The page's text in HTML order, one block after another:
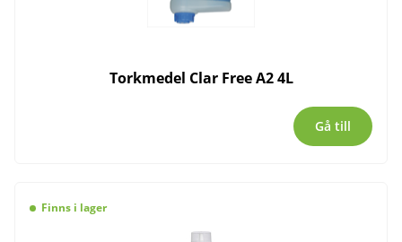
Torkmedel Clar Free A2 4L
Gå till
Finns i lager